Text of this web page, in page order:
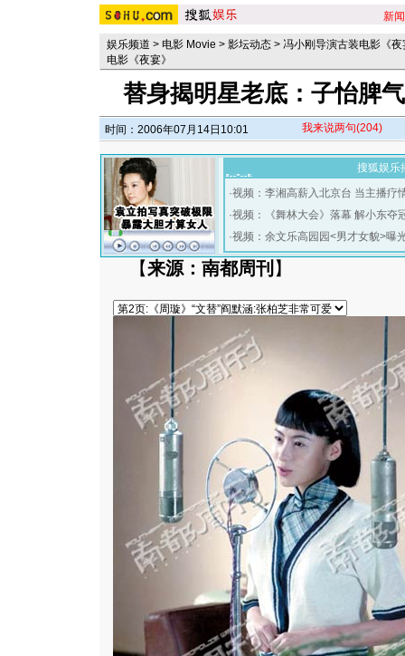
新闻
娱乐频道 > 电影 Movie > 影坛动态 > 冯小刚导演古装电影《夜
电影《夜宴》
替身揭明星老底：子怡脾
时间：2006年07月14日10:01 我来说两句(204)
搜狐娱乐
·视频：李湘高薪入北京台 当主播疗
·视频：《舞林大会》落幕 解小东夺
·视频：余文乐高园园<男才女貌>曝
【来源：南都周刊 】